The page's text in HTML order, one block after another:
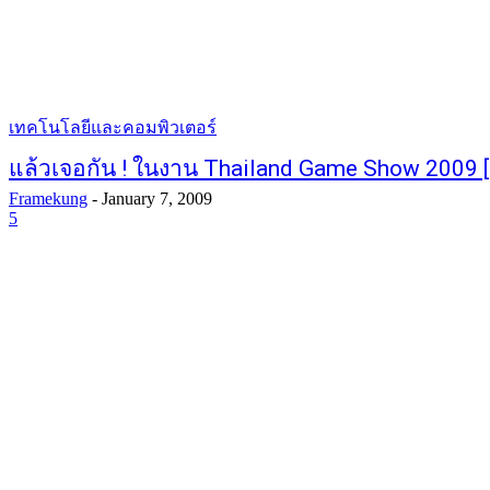
เทคโนโลยีและคอมพิวเตอร์
แล้วเจอกัน ! ในงาน Thailand Game Show 2009
Framekung - January 7, 2009
5